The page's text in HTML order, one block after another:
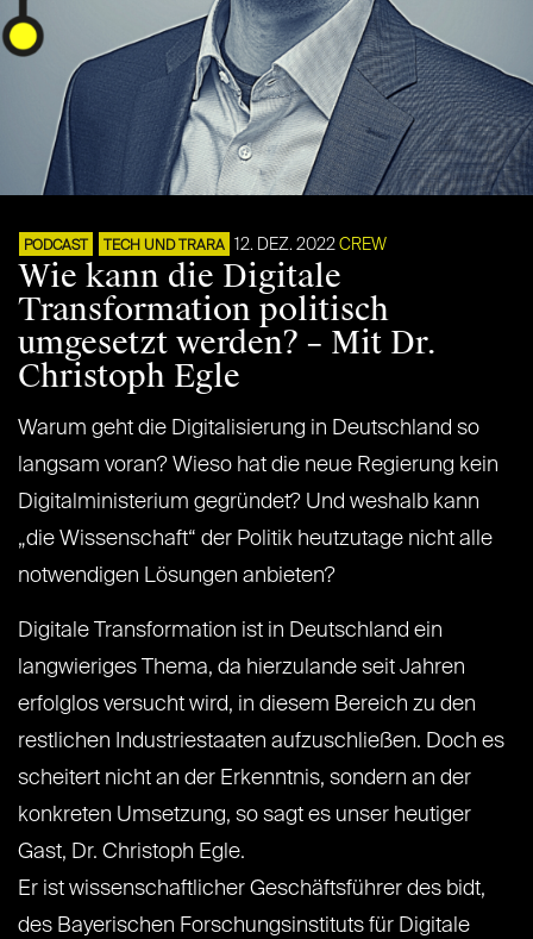
PODCAST TECH UND TRARA 12. DEZ. 2022 CREW
Wie kann die Digitale
Transformation politisch
umgesetzt werden? – Mit Dr.
Christoph Egle
Warum geht die Digitalisierung in Deutschland so
langsam voran? Wieso hat die neue Regierung kein
Digitalministerium gegründet? Und weshalb kann
„die Wissenschaft“ der Politik heutzutage nicht alle
notwendigen Lösungen anbieten?
Digitale Transformation ist in Deutschland ein
langwieriges Thema, da hierzulande seit Jahren
erfolglos versucht wird, in diesem Bereich zu den
restlichen Industriestaaten aufzuschließen. Doch es
scheitert nicht an der Erkenntnis, sondern an der
konkreten Umsetzung, so sagt es unser heutiger
Gast, Dr. Christoph Egle.
Er ist wissenschaftlicher Geschäftsführer des bidt,
des Bayerischen Forschungsinstituts für Digitale